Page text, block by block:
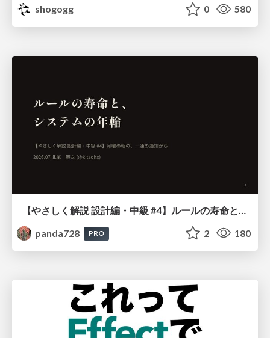
shogogg
0 580
panda728
PRO 2 180